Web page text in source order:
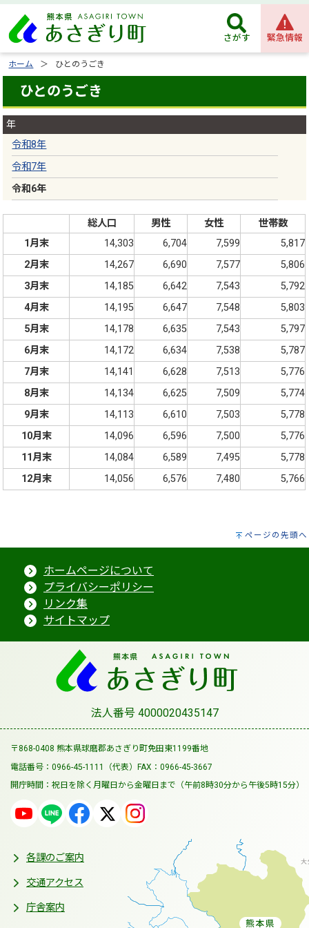
さがす 緊急情報
ホーム ひとのうごき
ひとのうごき
年
令和8年
令和7年
令和6年
総人口 男性 女性
世帯数
1月末
14,303 6,704 7,599
5,817
2月末
14,267 6,690 7,577
5,806
3月末
14,185 6,642 7,543
5,792
4月末
14,195 6,647 7,548
5,803
5月末
14,178 6,635 7,543
5,797
6月末
14,172 6,634 7,538
5,787
7月末
14,141 6,628 7,513
5,776
8月末
14,134 6,625 7,509
5,774
9月末
14,113 6,610 7,503
5,778
10月末
14,096 6,596 7,500
5,776
11月末
14,084 6,589 7,495
5,778
12月末
14,056 6,576 7,480 5,766
ページの先頭へ
ホームページについて
プライバシーポリシー
リンク集
サイトマップ
法人番号 4000020435147
〒868-0408 熊本県球磨郡あさぎり町免田東1199番地
電話番号：0966-45-1111（代表）
FAX：0966-45-3667
開庁時間：祝日を除く月曜日から金曜日まで （午前8時30分から午後5時15分）
各課のご案内
交通アクセス
庁舎案内